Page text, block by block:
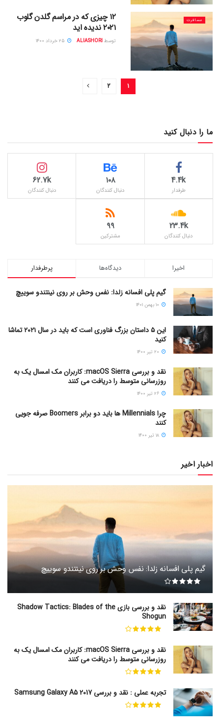
مسافرت
۱۲ چیزی که در مراسم گلدن گلوب
۲۰۲۱ ندیده اید
توسط ALIASHORI
۱ ۲
ما را دنبال کنید
4.4k
طرفدار
۱۰۸
دنبال کنندگان
62.7k
دنبال کنندگان
23.4k
دنبال کنندگان
۹۹
مشترکین
پرطرفدار دیدگاه‌ها اخیرا
گیم پلی افسانه زلدا: نفس وحش بر روی نینتندو سوییچ
این ۵ داستان بزرگ فناوری است که باید در سال ۲۰۲۱ تماشا
کنید
نقد و بررسی macOS Sierra: کاربران مک امسال یک به
روزرسانی متوسط را دریافت می کنند
چرا Millennials ها باید دو برابر Boomers صرفه جویی
کنند
اخبار اخیر
گیم پلی افسانه زلدا: نفس وحش بر روی نینتندو سوییچ
نقد و بررسی بازی Shadow Tactics: Blades of the
Shogun
نقد و بررسی macOS Sierra: کاربران مک امسال یک به
روزرسانی متوسط را دریافت می کنند
تجربه عملی : نقد و بررسی Samsung Galaxy A5 2017